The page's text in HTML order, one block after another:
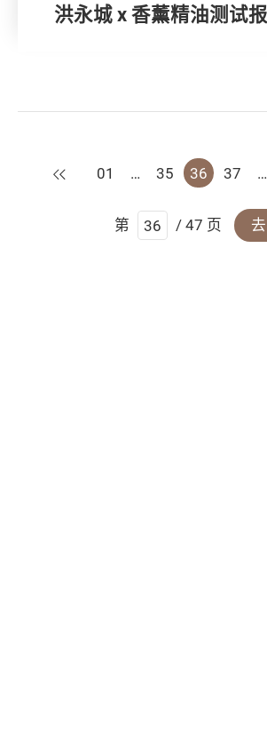
洪永城 x 香薰精油测试
上一页
01 … 35 36 37 …
第 / 47 页 去